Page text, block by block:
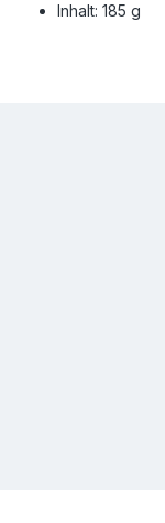
Inhalt: 185 g